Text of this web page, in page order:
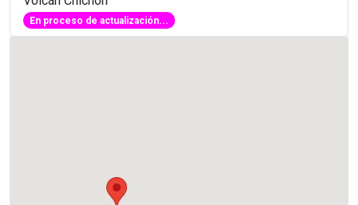
En proceso de actualización...